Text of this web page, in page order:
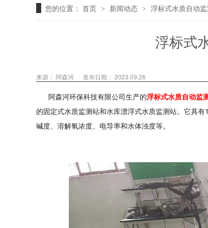
您的位置： 首页 > 新闻动态 > 浮标式水质自动
浮标式
来源： 阿森河 发布日期： 2023.09.26
阿森河环保科技有限公司生产的浮标式水质自动监
的固定式水质监测站和水库漂浮式水质监测站。它具
碱度、溶解氧浓度、电导率和水体浊度等。